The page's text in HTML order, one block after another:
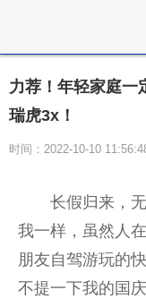
力荐！年轻家庭一
瑞虎3x！
时间：2022-10-10
长假归来，
我一样，虽然人
朋友自驾游玩的
不提一下我的国